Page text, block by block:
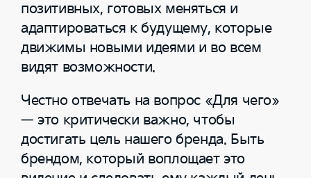
позитивных, готовых меняться и
адаптироваться к будущему, которые
движимы новыми идеями и во всем
видят возможности.
Честно отвечать на вопрос «Для чего»
— это критически важно, чтобы
достигать цель нашего бренда. Быть
брендом, который воплощает это